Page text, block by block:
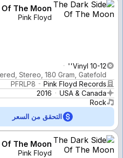
The Moon
Pink Floyd
Vinyl 10-12''
Stereo, 180 Gram, Gatefold
Pink Floyd Records
PFRLP8
USA & Canada
2016
Rock
التحقق من السعر
The Moon
Pink Floyd